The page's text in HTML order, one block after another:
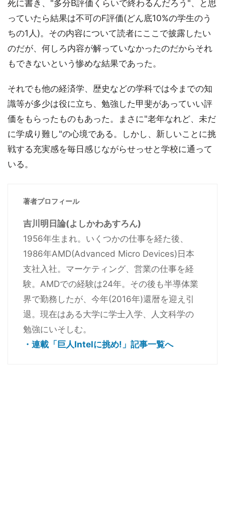
死に書き、"多分B評価くらいで終わるんだろう"、と思
っていたら結果は不可のF評価(どん底10%の学生のう
ちの1人)。その内容について読者にここで披露したい
のだが、何しろ内容が解っていなかったのだからそれ
もできないという惨めな結果であった。
それでも他の経済学、歴史などの学科では今までの知
識等が多少は役に立ち、勉強した甲斐があっていい評
価をもらったものもあった。まさに"老年なれど、未だ
に学成り難し"の心境である。しかし、新しいことに挑
戦する充実感を毎日感じながらせっせと学校に通って
いる。
著者プロフィール
吉川明日論(よしかわあすろん)
1956年生まれ。いくつかの仕事を経た後、
1986年AMD(Advanced Micro Devices)日本
支社入社。マーケティング、営業の仕事を経
験。AMDでの経験は24年。その後も半導体業
界で勤務したが、今年(2016年)還暦を迎え引
退。現在はある大学に学士入学、人文科学の
勉強にいそしむ。
・連載「巨人Intelに挑め!」記事一覧へ